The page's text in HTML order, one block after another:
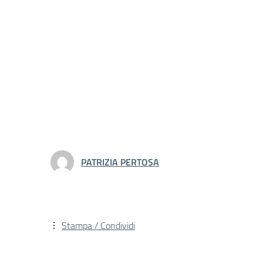
PATRIZIA PERTOSA
Stampa / Condividi